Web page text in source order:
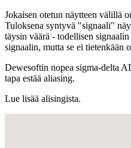
Jokaisen otetun näytteen välillä
Tuloksena syntyvä "signaali"
täysin väärä - todellisen
signaalin, mutta se ei tietenkään
Dewesoftin nopea sigma-delta
tapa estää aliasing.
Lue lisää alisingista.